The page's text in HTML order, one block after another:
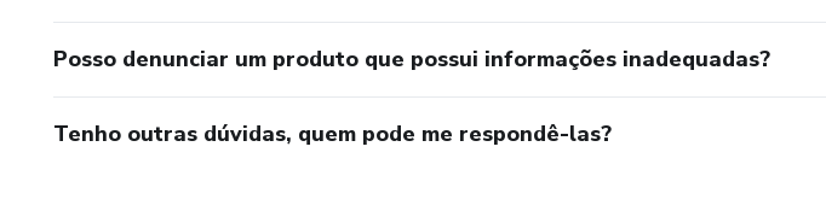
Posso denunciar um produto que possui informações inadequadas?
Tenho outras dúvidas, quem pode me respondê-las?